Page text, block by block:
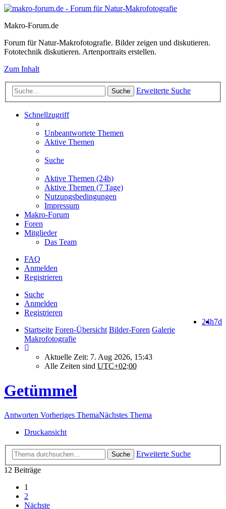
Makro-Forum.de
Forum für Natur-Makrofotografie. Bilder zeigen und diskutieren.
Fototechnik diskutieren. Artenportraits erstellen.
Zum Inhalt
Suche Erweiterte Suche
Schnellzugriff
Unbeantwortete Themen
Aktive Themen
Suche
Aktive Themen (24h)
Aktive Themen (7 Tage)
Nutzungsbedingungen
Impressum
Makro-Forum
Foren
Mitglieder
Das Team
FAQ
Anmelden
Registrieren
Suche
Anmelden
Registrieren
7d
24h
Startseite Foren-Übersicht Bilder-Foren Galerie
Makrofotografie
Aktuelle Zeit: 7. Aug 2026, 15:43
Alle Zeiten sind UTC+02:00
Getümmel
Antworten Vorheriges ThemaNächstes Thema
Druckansicht
Suche
Erweiterte Suche
12 Beiträge
1
2
Nächste